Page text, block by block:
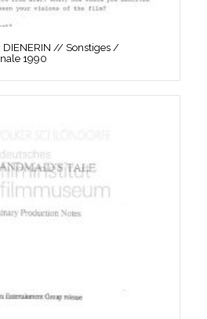
DIENERIN // Sonstiges /
1990